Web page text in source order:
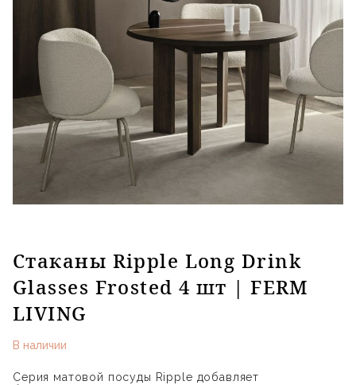
Стаканы Ripple Long Drink
Glasses Frosted 4 шт | FERM
LIVING
В наличии
Серия матовой посуды Ripple добавляет